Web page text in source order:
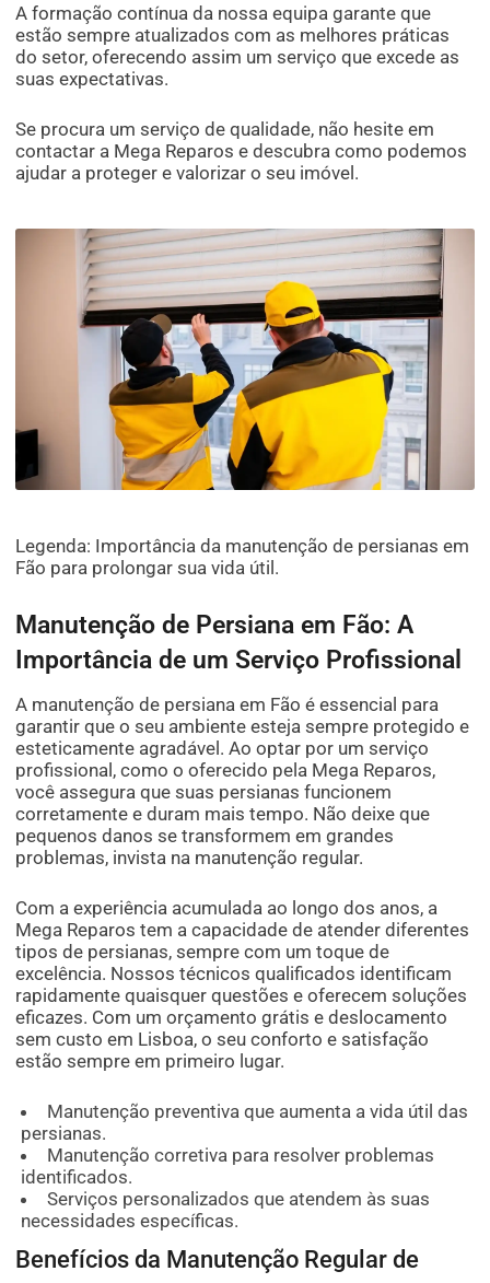
A formação contínua da nossa equipa garante que
estão sempre atualizados com as melhores práticas
do setor, oferecendo assim um serviço que excede as
suas expectativas.
Se procura um serviço de qualidade, não hesite em
contactar a Mega Reparos e descubra como podemos
ajudar a proteger e valorizar o seu imóvel.
Legenda: Importância da manutenção de persianas em
Fão para prolongar sua vida útil.
Manutenção de Persiana em Fão: A
Importância de um Serviço Profissional
A manutenção de persiana em Fão é essencial para
garantir que o seu ambiente esteja sempre protegido e
esteticamente agradável. Ao optar por um serviço
profissional, como o oferecido pela Mega Reparos,
você assegura que suas persianas funcionem
corretamente e duram mais tempo. Não deixe que
pequenos danos se transformem em grandes
problemas, invista na manutenção regular.
Com a experiência acumulada ao longo dos anos, a
Mega Reparos tem a capacidade de atender diferentes
tipos de persianas, sempre com um toque de
excelência. Nossos técnicos qualificados identificam
rapidamente quaisquer questões e oferecem soluções
eficazes. Com um orçamento grátis e deslocamento
sem custo em Lisboa, o seu conforto e satisfação
estão sempre em primeiro lugar.
Manutenção preventiva que aumenta a vida útil das
persianas.
Manutenção corretiva para resolver problemas
identificados.
Serviços personalizados que atendem às suas
necessidades específicas.
Benefícios da Manutenção Regular de